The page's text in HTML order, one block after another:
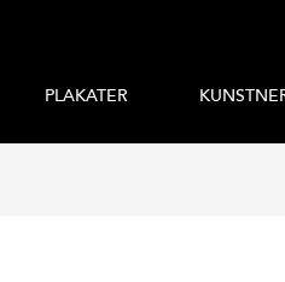
PLAKATER